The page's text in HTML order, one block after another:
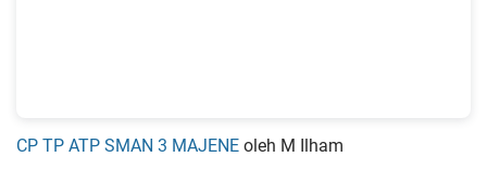
CP TP ATP SMAN 3 MAJENE oleh M Ilham